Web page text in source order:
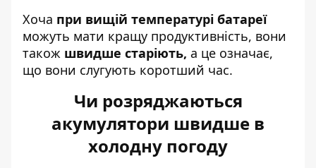
Хоча при вищій температурі батареї
можуть мати кращу продуктивність, вони
також швидше старіють, а це означає,
що вони слугують коротший час.
Чи розряджаються
акумулятори швидше в
холодну погоду